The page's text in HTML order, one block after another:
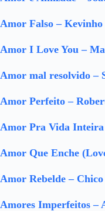
Amor Falso – Kevinho
Amor I Love You –
Amor mal resolvido –
Amor Perfeito –
Amor Pra Vida
Amor Que Enche
Amor Rebelde –
Amores Imperfeitos –